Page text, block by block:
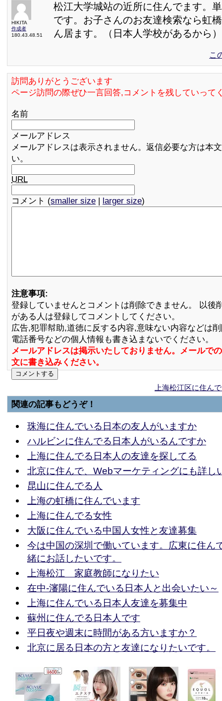
HIKITA
作成者
180.43.48.51
松江大学城站の近所に住んでます。
です。お子さんのお友達検索なら虹
ん居ます。（日本人学校があるから）
こ
訪問ありがとうございます
ページ訪問の際ぜひ一言回答,コメントを残していって
名前
メールアドレス
メールアドレスは表示されません。返信必要な方は本
い。
URL
コメント (smaller size | larger size)
注意事項:
登録していませんとコメントは削除できません。 以後
がある人は登録してコメントしてください。
広告,犯罪幇助,道徳に反する内容,意味ない内容などは
電話番号などの個人情報も書き込まないでください。
メールアドレスは掲示いたしておりません。メールで
文に書き込みください。
上海松江区に住ん
関連の記事もどうぞ！
珠海に住んでいる日本の友人がいますか
ハルビンに住んでる日本人がいるんですか
上海に住んでる日本人の友達を探してる
北京に住んで、Webマーケティングにも詳し
昆山に住んでる人
上海の虹橋に住んでいます
上海に住んでる女性
大阪に住んでいる中国人女性と友達募集
今は中国の深圳で働いています。広東に住ん
緒にお話したいです。
上海松江 家庭教師になりたい
在中-瀋陽に住んでいる日本人と出会いたい～
上海に住んでいる日本人友達を募集中
蘇州に住んでる日本人です
平日夜や週末に時間がある方いますか？
北京に居る日本の方と友達になりたいです。